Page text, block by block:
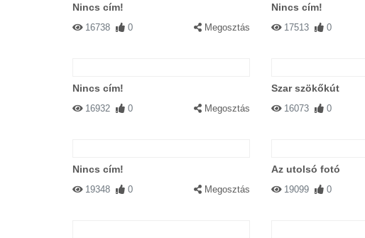
Nincs cím!
16738 0 Megosztás
Nincs cím!
17513 0
Nincs cím!
16932 0 Megosztás
Szar szökőkút
16073 0
Nincs cím!
19348 0 Megosztás
Az utolsó fotó
19099 0